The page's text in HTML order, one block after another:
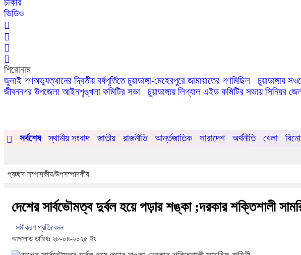
চাকরি
ভিডিও
শিরোনাম
জুলাই গণঅভ্যুত্থানের দ্বিতীয় বর্ষপূর্তিতে চুয়াডাঙ্গা-মেহেরপুরে জামায়াতের গণমিছিল
চুয়াডাঙ্গায়
জীবননগর উপজেলা আইনশৃঙ্খলা কমিটির সভা
চুয়াডাঙ্গায় লিগ্যাল এইড কমিটির সভায় সিনিয়র
সর্বশেষ স্থানীয় সংবাদ জাতীয় রাজনীতি আর্ন্তজাতিক সারাদেশ অর্থনীতি খেলা
প্রচ্ছদ সম্পাদকীয়/উপসম্পাদকীয়
দেশের সার্বভৌমত্ব দুর্বল হয়ে পড়ার শঙ্কা ;দরকার শক্তিশালী
সমীকরণ প্রতিবেদন
আপলোড তারিখঃ ২৮-০৪-২০২৫ ইং